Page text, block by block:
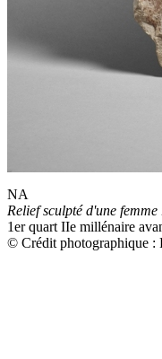
NA
Relief sculpté d'une
1er quart IIe millénaire
© Crédit photographique :